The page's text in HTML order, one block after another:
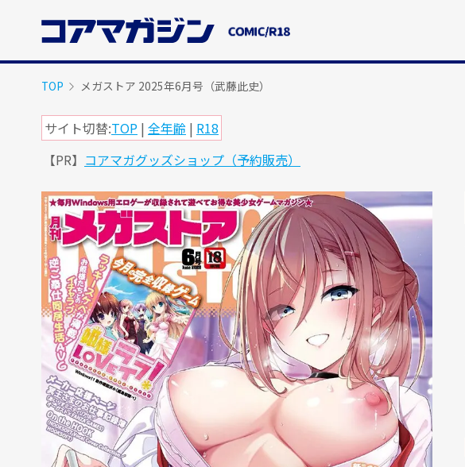
コ
TOP メガストア 2025年6月号（武藤此史）
サイト切替:TOP | 全年齢 | R18
【PR】 コアマガグッズショップ（予約販売）